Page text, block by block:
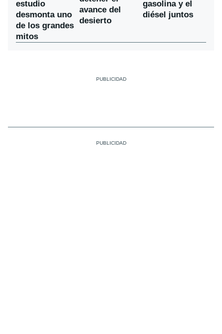
estudio
desmonta uno
de los grandes
mitos
avance del
desierto
gasolina y el
diésel juntos